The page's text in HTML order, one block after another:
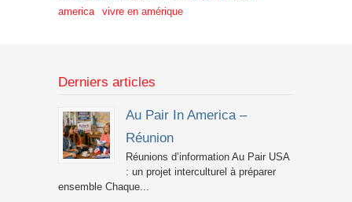
america
vivre en amérique
Derniers articles
Au Pair In America –
Réunion
Réunions d’information Au Pair USA
: un projet interculturel à préparer
ensemble Chaque...